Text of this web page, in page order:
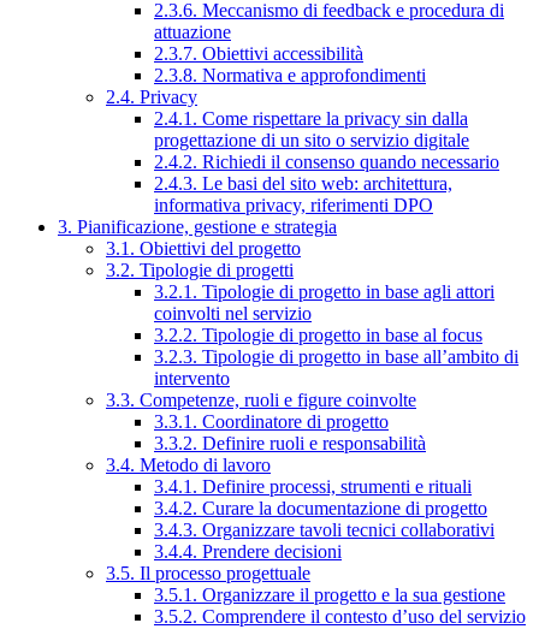
2.3.6. Meccanismo di feedback e procedura di
attuazione
2.3.7. Obiettivi accessibilità
2.3.8. Normativa e approfondimenti
2.4. Privacy
2.4.1. Come rispettare la privacy sin dalla
progettazione di un sito o servizio digitale
2.4.2. Richiedi il consenso quando necessario
2.4.3. Le basi del sito web: architettura,
informativa privacy, riferimenti DPO
3. Pianificazione, gestione e strategia
3.1. Obiettivi del progetto
3.2. Tipologie di progetti
3.2.1. Tipologie di progetto in base agli attori
coinvolti nel servizio
3.2.2. Tipologie di progetto in base al focus
3.2.3. Tipologie di progetto in base all’ambito di
intervento
3.3. Competenze, ruoli e figure coinvolte
3.3.1. Coordinatore di progetto
3.3.2. Definire ruoli e responsabilità
3.4. Metodo di lavoro
3.4.1. Definire processi, strumenti e rituali
3.4.2. Curare la documentazione di progetto
3.4.3. Organizzare tavoli tecnici collaborativi
3.4.4. Prendere decisioni
3.5. Il processo progettuale
3.5.1. Organizzare il progetto e la sua gestione
3.5.2. Comprendere il contesto d’uso del servizio